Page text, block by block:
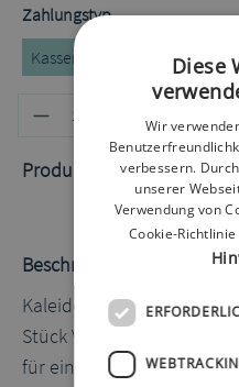
Zahlungstypauswählen
Kassenrezept
Privatrezept
Produkt
Produktnummer:
Beschreibung
Kaleido Top-up Kit 2
Stück
für einen Monat: Infusio…
Diese
Wir
verbessern.
unserer
Verwendung von
Cookie-Richtlinie